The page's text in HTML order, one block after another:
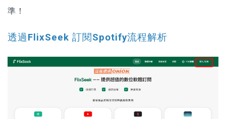
準！
透過FlixSeek 訂閱Spotify流程解析